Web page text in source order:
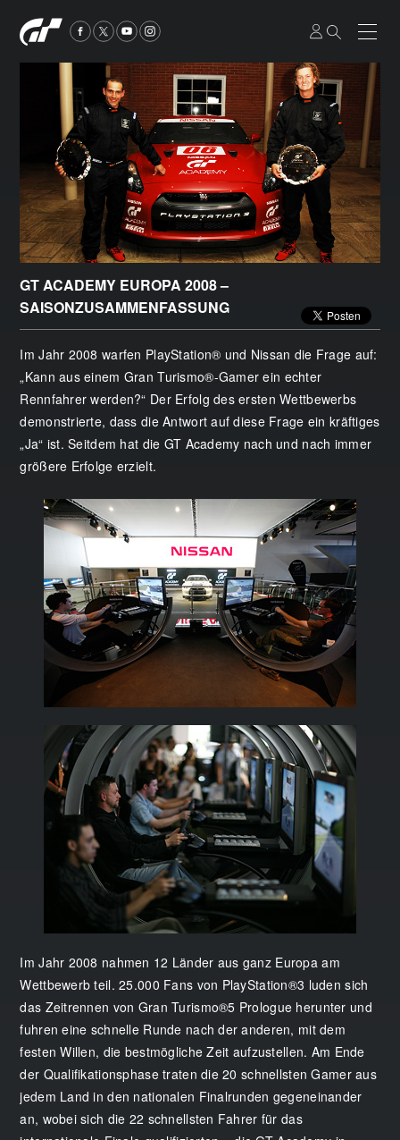
GT ACADEMY EUROPA 2008 –
SAISONZUSAMMENFASSUNG
Im Jahr 2008 warfen PlayStation® und Nissan die Frage auf:
„Kann aus einem Gran Turismo®-Gamer ein echter
Rennfahrer werden?“ Der Erfolg des ersten Wettbewerbs
demonstrierte, dass die Antwort auf diese Frage ein kräftiges
„Ja“ ist. Seitdem hat die GT Academy nach und nach immer
größere Erfolge erzielt.
Im Jahr 2008 nahmen 12 Länder aus ganz Europa am
Wettbewerb teil. 25.000 Fans von PlayStation®3 luden sich
das Zeitrennen von Gran Turismo®5 Prologue herunter und
fuhren eine schnelle Runde nach der anderen, mit dem
festen Willen, die bestmögliche Zeit aufzustellen. Am Ende
der Qualifikationsphase traten die 20 schnellsten Gamer aus
jedem Land in den nationalen Finalrunden gegeneinander
an, wobei sich die 22 schnellsten Fahrer für das